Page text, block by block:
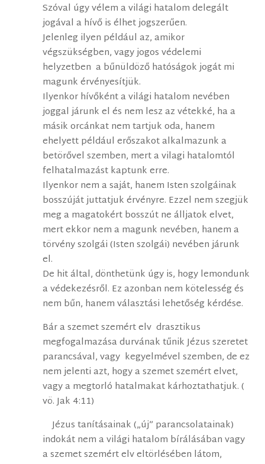
Szóval úgy vélem a világi hatalom delegált
jogával a hívő is élhet jogszerűen.
Jelenleg ilyen például az, amikor
végszükségben, vagy jogos védelemi
helyzetben a bűnüldöző hatóságok jogát mi
magunk érvényesítjük.
Ilyenkor hívőként a világi hatalom nevében
joggal járunk el és nem lesz az vétekké, ha a
másik orcánkat nem tartjuk oda, hanem
ehelyett például erőszakot alkalmazunk a
betörővel szemben, mert a vilagi hatalomtól
felhatalmazást kaptunk erre.
Ilyenkor nem a saját, hanem Isten szolgáinak
bosszúját juttatjuk érvényre. Ezzel nem szegjük
meg a magatokért bosszút ne álljatok elvet,
mert ekkor nem a magunk nevében, hanem a
törvény szolgái (Isten szolgái) nevében járunk
el.
De hit által, dönthetünk úgy is, hogy lemondunk
a védekezésről. Ez azonban nem kötelesség és
nem bűn, hanem választási lehetőség kérdése.
Bár a szemet szemért elv drasztikus
megfogalmazása durvának tűnik Jézus szeretet
parancsával, vagy kegyelmével szemben, de ez
nem jelenti azt, hogy a szemet szemért elvet,
vagy a megtorló hatalmakat kárhoztathatjuk. (
vö. Jak 4:11)
Jézus tanításainak („új” parancsolatainak)
indokát nem a világi hatalom bírálásában vagy
a szemet szemért elv eltörlésében látom,